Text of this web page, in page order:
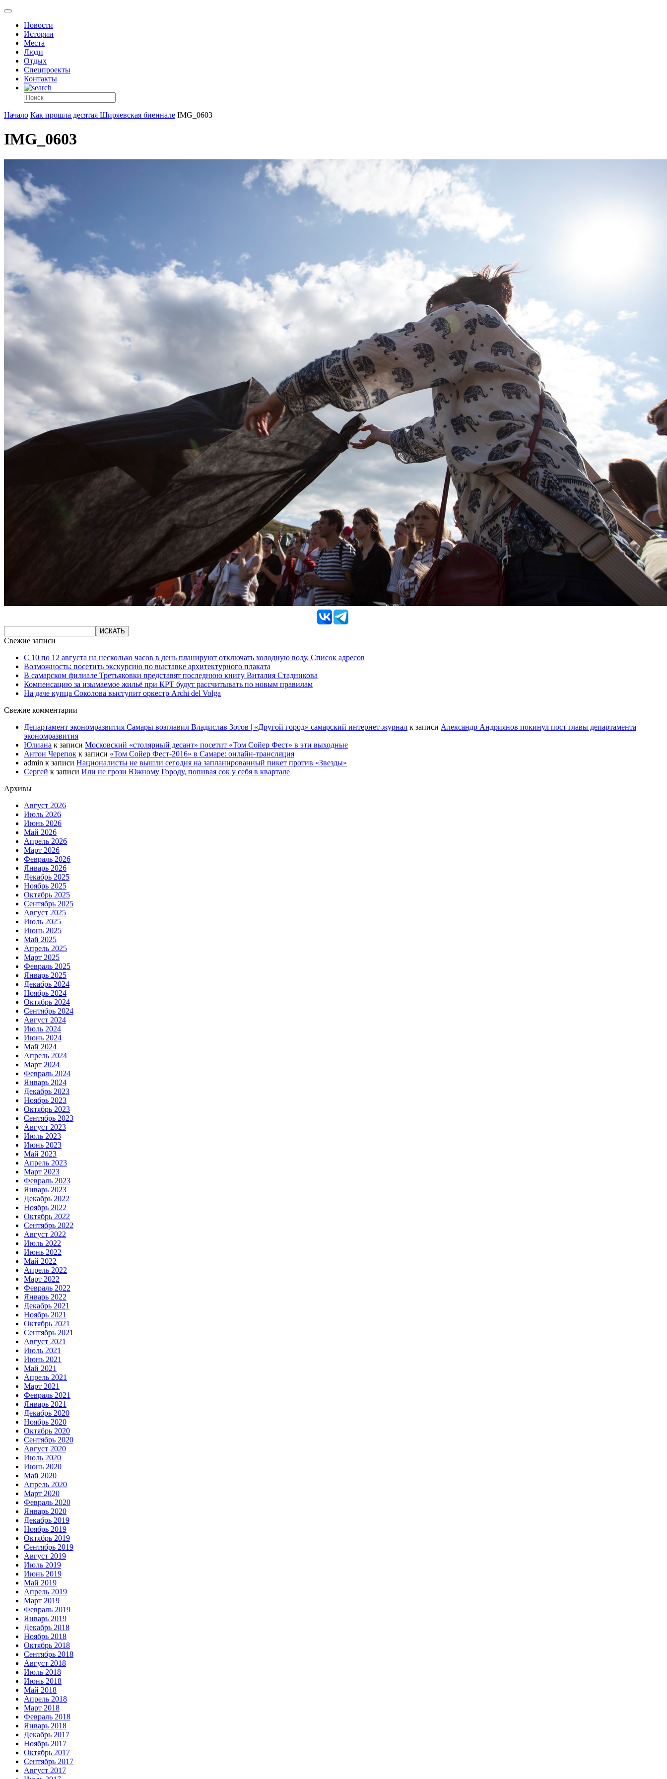
Новости
Истории
Места
Люди
Отдых
Спецпроекты
Контакты
Начало Как прошла десятая Ширяевская биеннале IMG_0603
IMG_0603
Свежие записи
С 10 по 12 августа на несколько часов в день планируют отключать холодную воду. Список адресов
Возможность: посетить экскурсию по выставке архитектурного плаката
В самарском филиале Третьяковки представят последнюю книгу Виталия Стадникова
Компенсацию за изымаемое жильё при КРТ будут рассчитывать по новым правилам
На даче купца Соколова выступит оркестр Archi del Volga
Свежие комментарии
Департамент экономразвития Самары возглавил Владислав Зотов | «Другой город» самарский интернет-журнал к записи Александр Андриянов покинул пост главы департамента
экономразвития
Юлиана к записи Московский «столярный десант» посетит «Том Сойер Фест» в эти выходные
Антон Черепок к записи «Том Сойер Фест-2016» в Самаре: онлайн-трансляция
admin к записи Националисты не вышли сегодня на запланированный пикет против «Звезды»
Сергей к записи Или не грози Южному Городу, попивая сок у себя в квартале
Архивы
Август 2026
Июль 2026
Июнь 2026
Май 2026
Апрель 2026
Март 2026
Февраль 2026
Январь 2026
Декабрь 2025
Ноябрь 2025
Октябрь 2025
Сентябрь 2025
Август 2025
Июль 2025
Июнь 2025
Май 2025
Апрель 2025
Март 2025
Февраль 2025
Январь 2025
Декабрь 2024
Ноябрь 2024
Октябрь 2024
Сентябрь 2024
Август 2024
Июль 2024
Июнь 2024
Май 2024
Апрель 2024
Март 2024
Февраль 2024
Январь 2024
Декабрь 2023
Ноябрь 2023
Октябрь 2023
Сентябрь 2023
Август 2023
Июль 2023
Июнь 2023
Май 2023
Апрель 2023
Март 2023
Февраль 2023
Январь 2023
Декабрь 2022
Ноябрь 2022
Октябрь 2022
Сентябрь 2022
Август 2022
Июль 2022
Июнь 2022
Май 2022
Апрель 2022
Март 2022
Февраль 2022
Январь 2022
Декабрь 2021
Ноябрь 2021
Октябрь 2021
Сентябрь 2021
Август 2021
Июль 2021
Июнь 2021
Май 2021
Апрель 2021
Март 2021
Февраль 2021
Январь 2021
Декабрь 2020
Ноябрь 2020
Октябрь 2020
Сентябрь 2020
Август 2020
Июль 2020
Июнь 2020
Май 2020
Апрель 2020
Март 2020
Февраль 2020
Январь 2020
Декабрь 2019
Ноябрь 2019
Октябрь 2019
Сентябрь 2019
Август 2019
Июль 2019
Июнь 2019
Май 2019
Апрель 2019
Март 2019
Февраль 2019
Январь 2019
Декабрь 2018
Ноябрь 2018
Октябрь 2018
Сентябрь 2018
Август 2018
Июль 2018
Июнь 2018
Май 2018
Апрель 2018
Март 2018
Февраль 2018
Январь 2018
Декабрь 2017
Ноябрь 2017
Октябрь 2017
Сентябрь 2017
Август 2017